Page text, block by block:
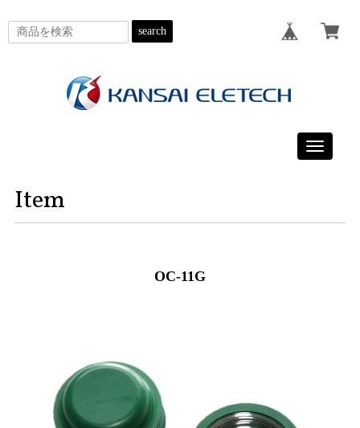
search
Toggle
Item
OC-11G